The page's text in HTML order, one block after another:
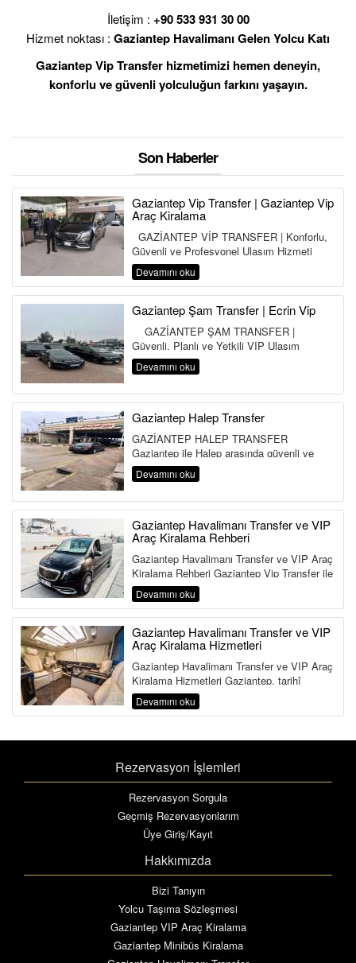
İletişim : +90 533 931 30 00
Hizmet noktası : Gaziantep Havalimanı Gelen Yolcu Katı
Gaziantep Vip Transfer hizmetimizi hemen deneyin,
konforlu ve güvenli yolculuğun farkını yaşayın.
Son Haberler
Gaziantep Vip Transfer | Gaziantep Vip
Araç Kiralama
GAZİANTEP VİP TRANSFER | Konforlu,
Güvenli ve Profesyonel Ulaşım Hizmeti
Gaziantep gibi ticaretin,...
Devamını oku
Gaziantep Şam Transfer | Ecrin Vip
GAZİANTEP ŞAM TRANSFER |
Güvenli, Planlı ve Yetkili VIP Ulaşım
Hizmeti Gazia...
Devamını oku
Gaziantep Halep Transfer
GAZİANTEP HALEP TRANSFER
Gaziantep ile Halep arasında güvenli ve
konforlu bir ulaşım planlamak isteyen yolc...
Devamını oku
Gaziantep Havalimanı Transfer ve VIP
Araç Kiralama Rehberi
Gaziantep Havalimanı Transfer ve VIP Araç
Kiralama Rehberi Gaziantep Vip Transfer ile
Konforlu ve Güvenli ...
Devamını oku
Gaziantep Havalimanı Transfer ve VIP
Araç Kiralama Hizmetleri
Gaziantep Havalimanı Transfer ve VIP Araç
Kiralama Hizmetleri Gaziantep, tarihî
zenginliği, gastronomisi ...
Devamını oku
Rezervasyon İşlemleri
Rezervasyon Sorgula
Geçmiş Rezervasyonlarım
Üye Giriş/Kayıt
Hakkımızda
Bizi Tanıyın
Yolcu Taşıma Sözleşmesi
Gaziantep VIP Araç Kiralama
Gaziantep Minibüs Kiralama